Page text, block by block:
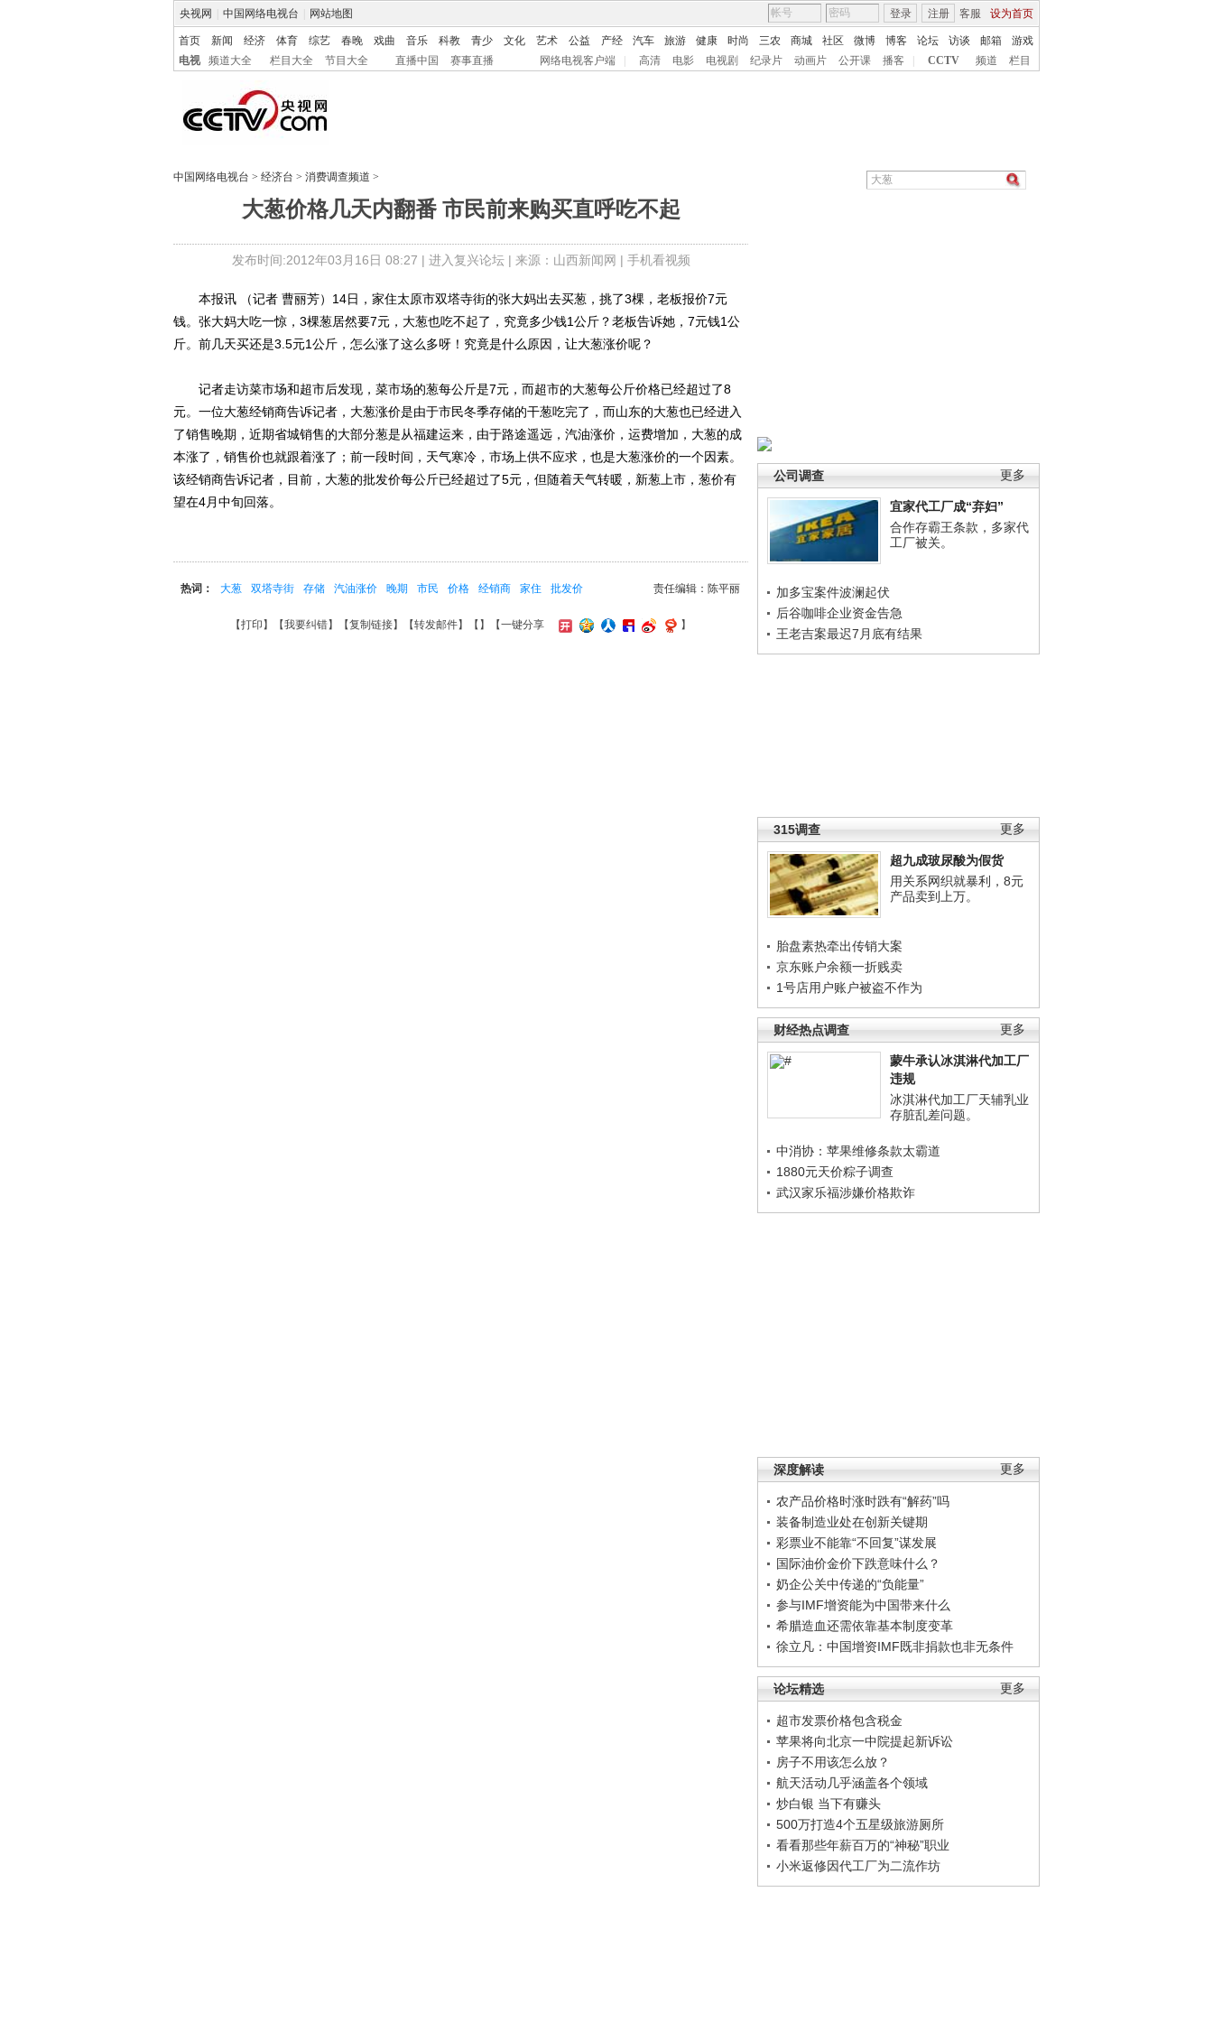
央视网 中国网络电视台 网站地图 客服 设为首页
登录 注册
首页 新闻 经济 体育 综艺 春晚 戏曲 音乐 科教 青少 文化 艺术 公益 产经 汽车 旅游 健康 时尚 三农 商城 社区 微博 博客 论坛 访谈 邮箱
游戏
电视
频道大全 栏目大全 节目大全 直播中国 赛事直播 网络电视客户端 高清 电影 电视剧 纪录片 动画片 公开课 播客 CCTV 频道 栏目
中国网络电视台 > 经济台 > 消费调查频道 >
大葱价格几天内翻番 市民前来购买直呼吃不起
发布时间:2012年03月16日 08:27 | 进入复兴论坛| 来源：山西新闻网 | 手机看视频
更多
公司调查
宜家代工厂成“弃妇”
合作存霸王条款，多家代
工厂被关。
加多宝案件波澜起伏
后谷咖啡企业资金告急
王老吉案最迟7月底有结果
更多
315调查
超九成玻尿酸为假货
用关系网织就暴利，8元
产品卖到上万。
胎盘素热牵出传销大案
京东账户余额一折贱卖
1号店用户账户被盗不作为
更多
财经热点调查
蒙牛承认冰淇淋代加工厂
违规
冰淇淋代加工厂天辅乳业
存脏乱差问题。
中消协：苹果维修条款太霸道
1880元天价粽子调查
武汉家乐福涉嫌价格欺诈
更多
深度解读
农产品价格时涨时跌有“解药”吗
装备制造业处在创新关键期
彩票业不能靠“不回复”谋发展
国际油价金价下跌意味什么？
奶企公关中传递的“负能量”
参与IMF增资能为中国带来什么
希腊造血还需依靠基本制度变革
徐立凡：中国增资IMF既非捐款也非无条件
更多
论坛精选
超市发票价格包含税金
苹果将向北京一中院提起新诉讼
房子不用该怎么放？
航天活动几乎涵盖各个领域
炒白银 当下有赚头
500万打造4个五星级旅游厕所
看看那些年薪百万的“神秘”职业
小米返修因代工厂为二流作坊
本报讯 （记者 曹丽芳）14日，家住太原市双塔寺街的张大妈出去买葱，挑了3棵，老板报价7元
钱。张大妈大吃一惊，3棵葱居然要7元，大葱也吃不起了，究竟多少钱1公斤？老板告诉她，7元钱1公
斤。前几天买还是3.5元1公斤，怎么涨了这么多呀！究竟是什么原因，让大葱涨价呢？
记者走访菜市场和超市后发现，菜市场的葱每公斤是7元，而超市的大葱每公斤价格已经超过了8
元。一位大葱经销商告诉记者，大葱涨价是由于市民冬季存储的干葱吃完了，而山东的大葱也已经进入
了销售晚期，近期省城销售的大部分葱是从福建运来，由于路途遥远，汽油涨价，运费增加，大葱的成
本涨了，销售价也就跟着涨了；前一段时间，天气寒冷，市场上供不应求，也是大葱涨价的一个因素。
该经销商告诉记者，目前，大葱的批发价每公斤已经超过了5元，但随着天气转暖，新葱上市，葱价有
望在4月中旬回落。
责任编辑：陈平丽
热词： 大葱 双塔寺街 存储 汽油涨价 晚期 市民 价格 经销商 家住 批发价
【打印 】【我要纠错】【复制链接】【转发邮件】【 】 【一键分享 】